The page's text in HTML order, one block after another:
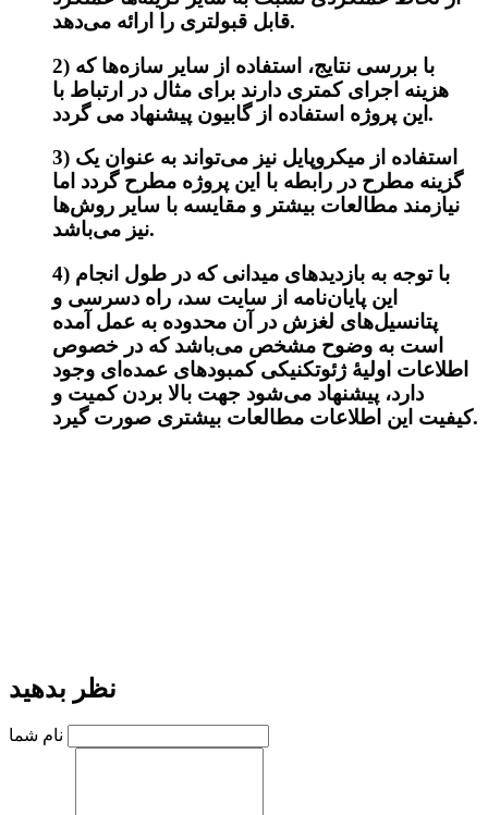
قابل قبولتری را ارائه می‌دهد.
2) با بررسی نتایج، استفاده از سایر سازه‌ها که
هزینه اجرای کمتری دارند برای مثال در ارتباط با
این پروژه استفاده از گابیون پیشنهاد می گردد.
3) استفاده از میکرو‌پایل نیز می‌تواند به عنوان یک
گزینه مطرح در رابطه با این پروژه مطرح گردد اما
نیازمند مطالعات بیشتر و مقایسه با سایر روش‌ها
نیز می‌باشد.
4) با توجه به بازدید‌های میدانی که در طول انجام
این پایان‌نامه از سایت سد، راه دسرسی و
پتانسیل‌های لغزش در آن محدوده به عمل آمده
است به وضوح مشخص می‌باشد که در خصوص
اطلاعات اولیۀ ژئوتکنیکی کمبود‌های عمده‌ای وجود
دارد، پیشنهاد‌ می‌شود جهت بالا بردن کمیت و
کیفیت این اطلاعات مطالعات بیشتری صورت گیرد.
نظر بدهید
نام شما